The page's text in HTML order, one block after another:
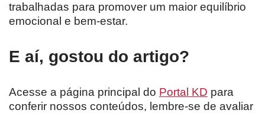
trabalhadas para promover um maior equilíbrio
emocional e bem-estar.
E aí, gostou do artigo?
Acesse a página principal do Portal KD para
conferir nossos conteúdos, lembre-se de avaliar